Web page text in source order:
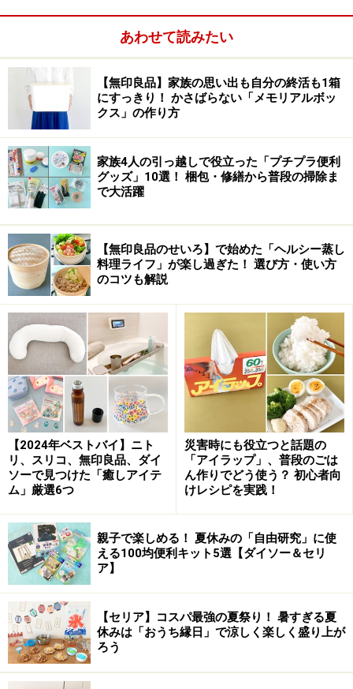
生活用品をトレーにまとめたときに気になるのが、背が
高くて目に留まりやすい歯磨き粉やヘアケア用品。ラベ
フレームを用意して、目隠し代わりに使いましょう。フ
レームではなく、お気に入りの雑貨などでも構いませ
ん。
おもてなしの心が行き届いたホテルでは、バスルームや
トイレにも花や絵が飾ってあったり、なにかしら心和む
仕掛けがあります。そういったイメージで、ちょっとし
た潤いアイテムをプラスできればOKです。
お皿を組み合わせてトレー面を区切ると片
付きやすい
左：洗面所で何をどれだけ使うか考えてトレーを選び、その
トレーにバランスよく収まるお皿を見つけられれば、片付け
が楽になります。右：写真の例では、歯磨き粉ではなく液体
歯磨きを使い、ラベルを剥がしてトレーの上を白くまとめて
います。小さなグリーンも無印良品のもの
トレーの上を使いやすくしたいなら、面を区切って用途
別に使い分けましょう。無印良品の木製トレータモ 約
あわせて読みたい
【無印良品】家族の思い出も自分の終活も1箱
にすっきり！ かさばらない「メモリアルボッ
クス」の作り方
家族4人の引っ越しで役立った「プチプラ便利
グッズ」10選！ 梱包・修繕から普段の掃除ま
で大活躍
【無印良品のせいろ】で始めた「ヘルシー蒸し
料理ライフ」が楽し過ぎた！ 選び方・使い方
のコツも解説
【2024年ベストバイ】ニト
リ、スリコ、無印良品、ダイ
ソーで見つけた「癒しアイテ
ム」厳選6つ
災害時にも役立つと話題の
「アイラップ」、普段のごは
ん作りでどう使う？ 初心者向
けレシピを実践！
親子で楽しめる！ 夏休みの「自由研究」に使
える100均便利キット5選【ダイソー＆セリ
ア】
【セリア】コスパ最強の夏祭り！ 暑すぎる夏
休みは「おうち縁日」で涼しく楽しく盛り上が
ろう